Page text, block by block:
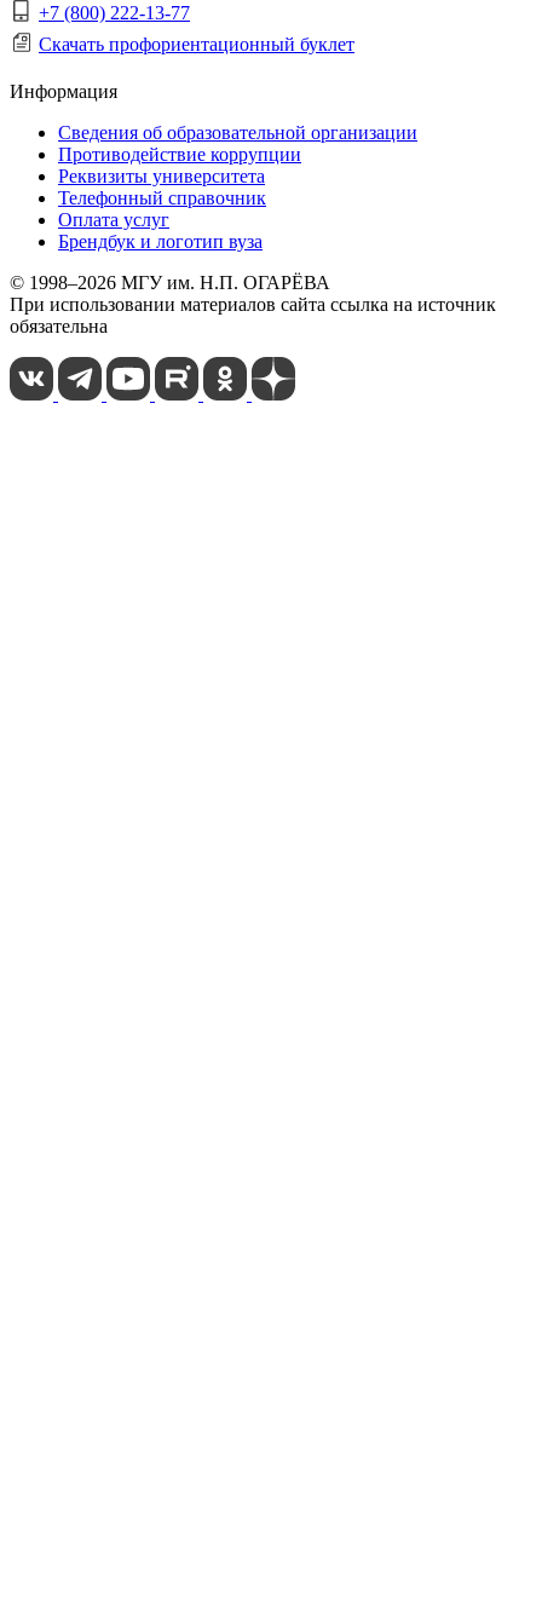
+7 (800) 222-13-77
Скачать профориентационный буклет
Информация
Сведения об образовательной организации
Противодействие коррупции
Реквизиты университета
Телефонный справочник
Оплата услуг
Брендбук и логотип вуза
© 1998–2026 МГУ им. Н.П. ОГАРЁВА
При использовании материалов сайта ссылка на источник
обязательна